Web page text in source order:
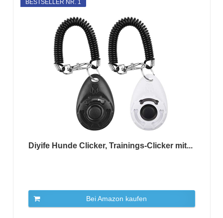
BESTSELLER NR. 1
Diyife Hunde Clicker, Trainings-Clicker mit...
Bei Amazon kaufen